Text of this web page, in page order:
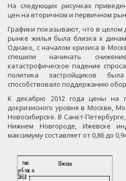
На следующих рисунках
цен на вторичном и первичном
Графики показывают, что в
рынке жилья была близка к
Однако, с началом кризиса в
спешили начинать
катастрофическое падение
политика застройщиков
способствовало поддержанию
К декабрю 2012 года цены на
докризисного уровня в Москве,
Новосибирске. В Санкт-
Нижнем Новгороде, Ижевске
максимуму составляет от 0,86 до